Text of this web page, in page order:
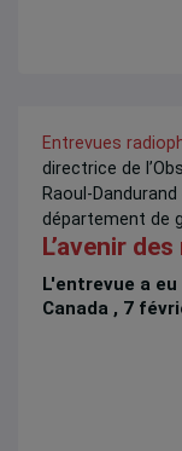
Entrevues
directrice de
Raoul-
département de
L’avenir
L'entrevue a
Canada , 7